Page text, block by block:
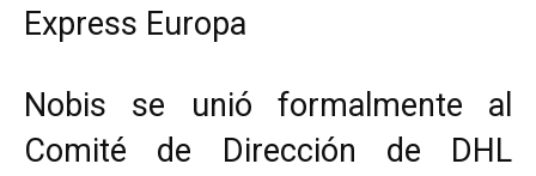
Express Europa
Nobis se unió formalmente al
Comité de Dirección de DHL